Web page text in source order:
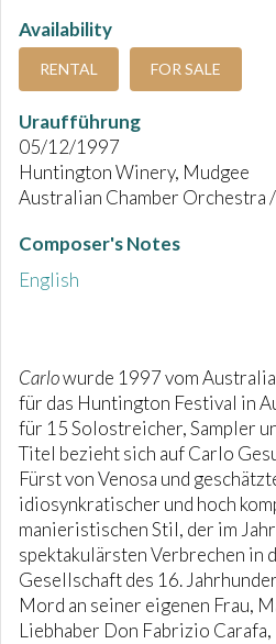
Availability
RENTAL FOR SALE
Uraufführung
05/12/1997
Huntington Winery, Mudgee
Australian Chamber Orchestra
Composer's Notes
English
Carlowurde 1997 vom
für das Huntington Festival in
für 15 Solostreicher, Sampler
Titel bezieht sich auf Carlo
Fürst von Venosa und
idiosynkratischer und hoch
manieristischen Stil, der im
spektakulärsten Verbrechen in
Gesellschaft des 16.
Mord an seiner eigenen Frau,
Liebhaber Don Fabrizio